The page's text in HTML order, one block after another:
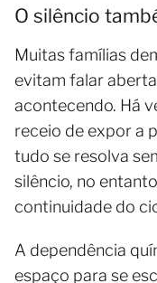
O silêncio
Muitas famílias
evitam falar
acontecendo. Há
receio de expor a
tudo se resolva
silêncio, no
continuidade do
A dependência
espaço para se